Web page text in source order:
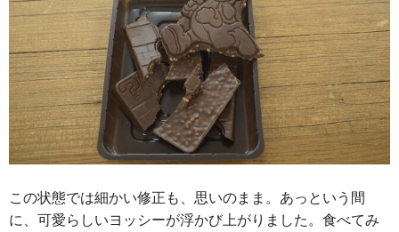
この状態では細かい修正も、思いのまま。あっという間
に、可愛らしいヨッシーが浮かび上がりました。食べてみ